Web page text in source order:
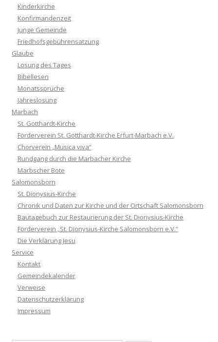
Kinderkirche
Konfirmandenzeit
Junge Gemeinde
Friedhofsgebührensatzung
Glaube
Losung des Tages
Bibellesen
Monatssprüche
Jahreslosung
Marbach
St. Gotthardt-Kirche
Förderverein St. Gotthardt-Kirche Erfurt-Marbach e.V.
Chorverein „Musica viva“
Rundgang durch die Marbacher Kirche
Marbscher Bote
Salomonsborn
St. Dionysius-Kirche
Chronik und Daten zur Kirche und der Ortschaft Salomonsborn
Bautagebuch zur Restaurierung der St. Dionysius-Kirche
Förderverein „St. Dionysius-Kirche Salomonsborn e.V.“
Die Verklärung Jesu
Service
Kontakt
Gemeindekalender
Verweise
Datenschutzerklärung
Impressum